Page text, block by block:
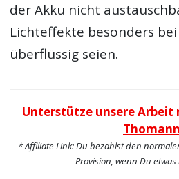
der Akku nicht
Lichteffekte besonders
überflüssig seien.
Unterstütze unsere Arbeit
* Affiliate Link: Du bezahlst den
Provision, wenn Du